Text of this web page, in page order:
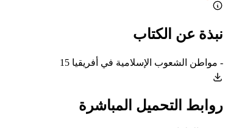
نبذة عن الكتاب
- مواطن الشعوب الإسلامية في أفريقيا 15
روابط التحميل المباشرة